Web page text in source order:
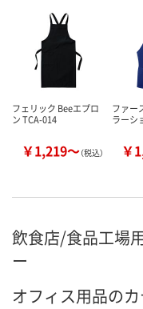
カゴ
フェリック Beeエプロ
ン TCA-014
￥1,219～（税込）
ファー
ラーシ
￥
飲食店/食品工場
ー
オフィス用品の